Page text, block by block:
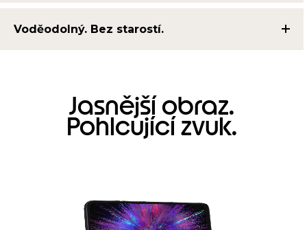
Voděodolný. Bez starostí.
Jasnější obraz.
Pohlcující zvuk.